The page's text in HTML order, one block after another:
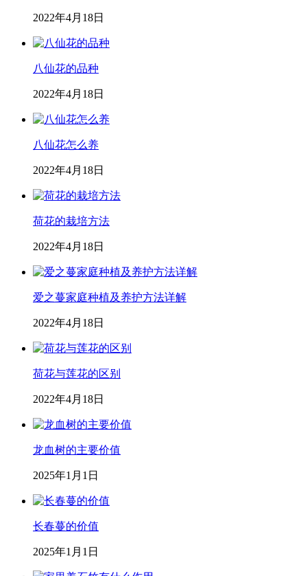
2022年4月18日
八仙花的品种
2022年4月18日
八仙花怎么养
2022年4月18日
荷花的栽培方法
2022年4月18日
爱之蔓家庭种植及养护方法详解
2022年4月18日
荷花与莲花的区别
2022年4月18日
龙血树的主要价值
2025年1月1日
长春蔓的价值
2025年1月1日